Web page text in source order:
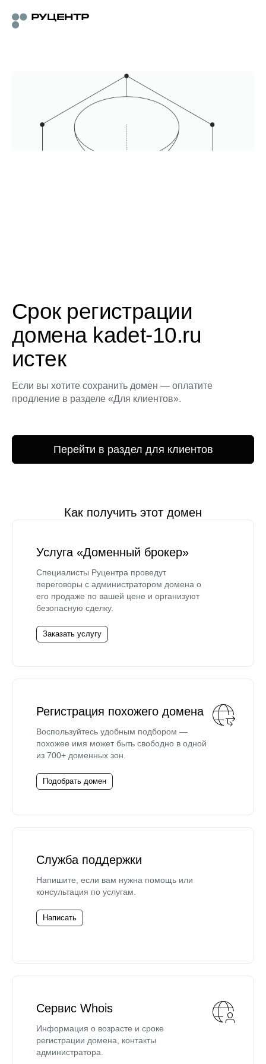
Срок регистрации
домена kadet-10.ru
истек
Если вы хотите сохранить домен — оплатите
продление в разделе «Для клиентов».
Перейти в раздел для клиентов
Как получить этот домен
Услуга «Доменный брокер»
Специалисты Руцентра проведут
переговоры с администратором домена о
его продаже по вашей цене и организуют
безопасную сделку.
Заказать услугу
Регистрация похожего домена
Воспользуйтесь удобным подбором —
похожее имя может быть свободно в одной
из 700+ доменных зон.
Подобрать домен
Служба поддержки
Напишите, если вам нужна помощь или
консультация по услугам.
Написать
Сервис Whois
Информация о возрасте и сроке
регистрации домена, контакты
администратора.